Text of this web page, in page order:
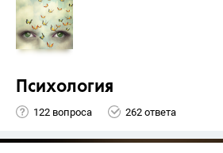
Психология
122 вопроса 262 ответа